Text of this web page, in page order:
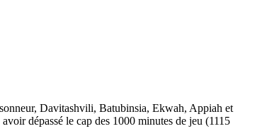
Davitashvili, Batubinsia, Ekwah, Appiah et
dépassé le cap des 1000 minutes de jeu (1115